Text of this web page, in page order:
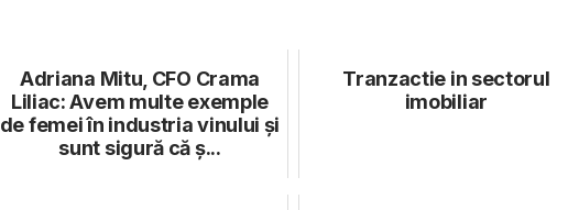
Adriana Mitu, CFO Crama
Liliac: Avem multe exemple
de femei în industria vinului și
sunt sigură că ș...
Tranzactie in sectorul
imobiliar